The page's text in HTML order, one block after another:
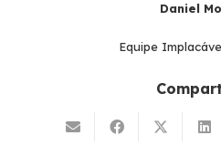
Daniel
Equipe